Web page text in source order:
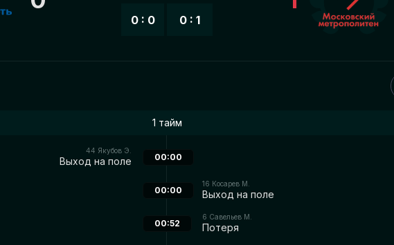
0 : 0 0 : 1
1 тайм
44 Якубов Э.
Выход на поле 00:00
16 Косарев М.
Выход на поле
00:00
6 Савельев М.
Потеря
00:52